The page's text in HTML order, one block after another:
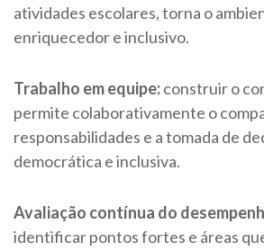
atividades escolares, torna o
enriquecedor e inclusivo.
Trabalho em equipe:construir o
permite colaborativamente o
responsabilidades e a tomada de
democrática e inclusiva.
Avaliação contínua do
identificar pontos fortes e áreas